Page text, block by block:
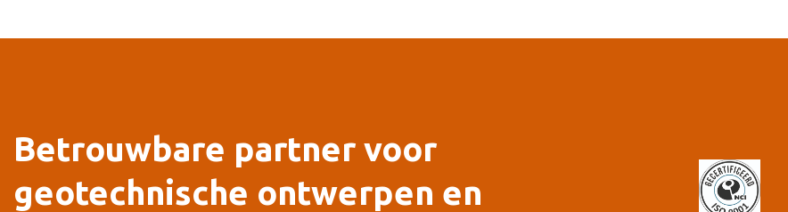
Betrouwbare partner voor
geotechnische ontwerpen en